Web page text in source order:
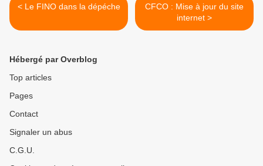
< Le FINO dans la dépéche
CFCO : Mise à jour du site
internet >
Hébergé par Overblog
Top articles
Pages
Contact
Signaler un abus
C.G.U.